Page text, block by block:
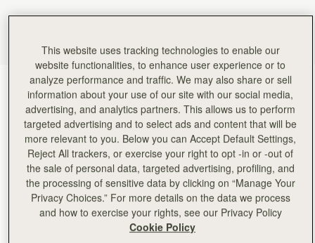
Navy Suede (14 色)
カートに追加
¥35,000以上で配送料無料
30日間返品可能*
ケアガイドPackaging
This website uses tracking technologies to enable our
website functionalities, to enhance user experience or to
analyze performance and traffic. We may also share or sell
information about your use of our site with our social media,
advertising, and analytics partners. This allows us to perform
targeted advertising and to select ads and content that will be
more relevant to you. Below you can Accept Default Settings,
Reject All trackers, or exercise your right to opt -in or -out of
the sale of personal data, targeted advertising, profiling, and
the processing of sensitive data by clicking on “Manage Your
Privacy Choices.” For more details on the data we process
and how to exercise your rights, see our Privacy Policy
Cookie Policy